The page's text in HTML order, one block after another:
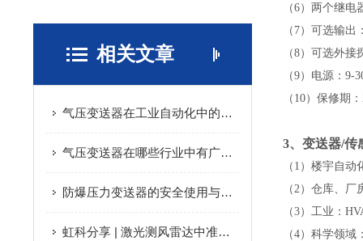
相关文章
气压变送器在工业自动化中的应用
气压变送器在哪些行业中有广泛应用？
防爆压力变送器的安全使用与维护
虹科分享 | 激光测风雷达中准确监测温度、湿度和气压的重要性
（6）两个继
（7）可选输出
（8）可选外
（9）电源：9-
（10）保修期
3、变送器/传
（1）楼宇自
（2）仓库、
（3）工业：
（4）科学领